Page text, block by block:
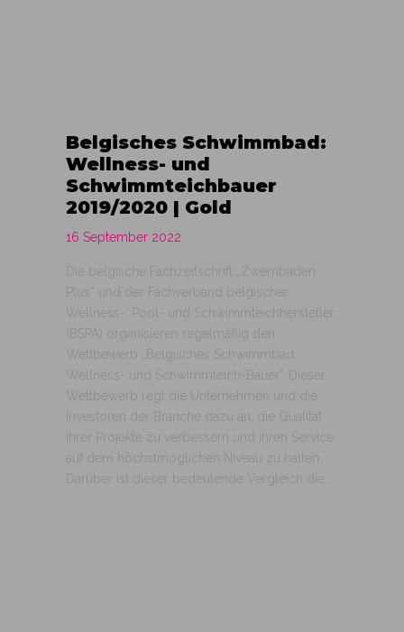
Belgisches Schwimmbad:
Wellness- und
Schwimmteichbauer
2019/2020 | Gold
16 September 2022
Die belgische Fachzeitschrift „Zwembaden
Plus“ und der Fachverband belgischer
Wellness-, Pool- und Schwimmteichhersteller
(BSPA) organisieren regelmäßig den
Wettbewerb „Belgisches Schwimmbad:
Wellness- und Schwimmteich-Bauer". Dieser
Wettbewerb regt die Unternehmen und die
Investoren der Branche dazu an, die Qualität
ihrer Projekte zu verbessern und ihren Service
auf dem höchstmöglichen Niveau zu halten.
Darüber ist dieser bedeutende Vergleich die...